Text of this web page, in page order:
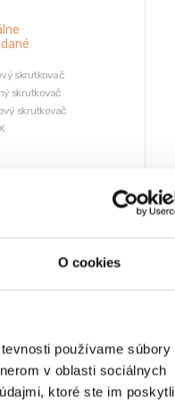
O cookies
používame súbory
v oblasti sociálnych
ktoré ste im poskytli
skrutkovač
skrutkovač
skrutkovač
★★★